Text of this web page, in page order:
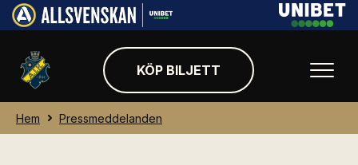
KÖP BILJETT
Hem Pressmeddelanden